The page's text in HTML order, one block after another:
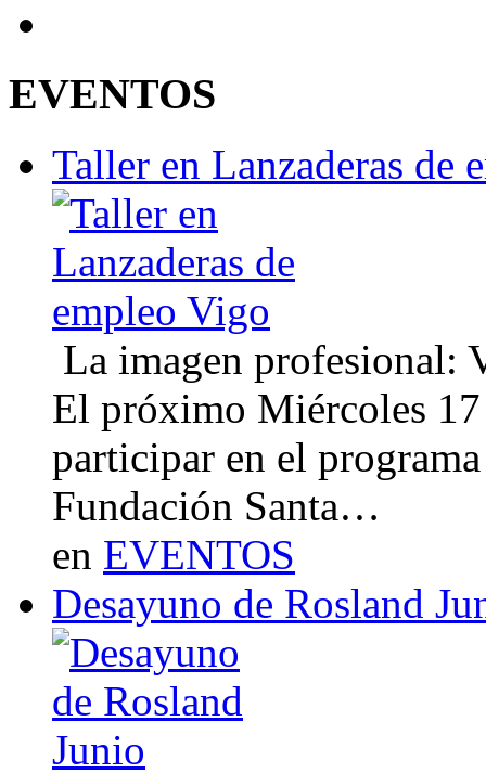
EVENTOS
Taller en Lanzaderas de
La imagen profesional:
El próximo Miércoles
participar en el
Fundación Santa…
en EVENTOS
Desayuno de Rosland